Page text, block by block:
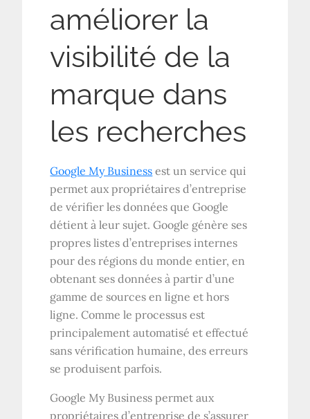
améliorer la
visibilité de la
marque dans
les recherches
Google My Business est un service qui
permet aux propriétaires d’entreprise
de vérifier les données que Google
détient à leur sujet. Google génère ses
propres listes d’entreprises internes
pour des régions du monde entier, en
obtenant ses données à partir d’une
gamme de sources en ligne et hors
ligne. Comme le processus est
principalement automatisé et effectué
sans vérification humaine, des erreurs
se produisent parfois.
Google My Business permet aux
propriétaires d’entreprise de s’assurer